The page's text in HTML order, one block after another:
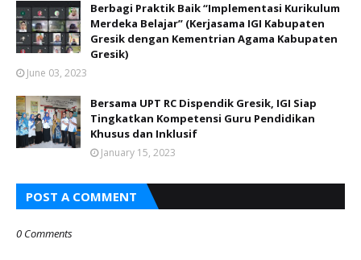
Berbagi Praktik Baik “Implementasi Kurikulum
Merdeka Belajar” (Kerjasama IGI Kabupaten
Gresik dengan Kementrian Agama Kabupaten
Gresik)
June 03, 2023
Bersama UPT RC Dispendik Gresik, IGI Siap
Tingkatkan Kompetensi Guru Pendidikan
Khusus dan Inklusif
January 15, 2023
POST A COMMENT
0 Comments